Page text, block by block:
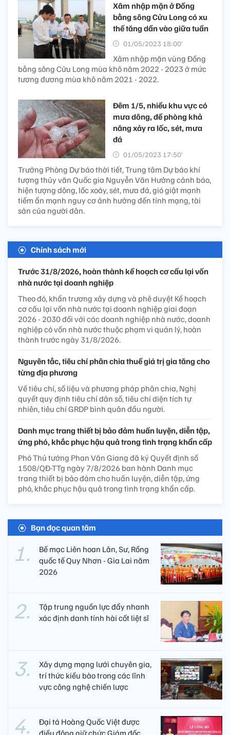
Xâm nhập mặn ở Đồng
bằng sông Cửu Long có xu
thế tăng dần vào giữa tuần
01/05/2023 18:00’
Xâm nhập mặn vùng Đồng
bằng sông Cửu Long mùa khô năm 2022 - 2023 ở mức
tương đương mùa khô năm 2021 - 2022.
Đêm 1/5, nhiều khu vực có
mưa dông, đề phòng khả
năng xảy ra lốc, sét, mưa
đá
01/05/2023 17:50’
Trưởng Phòng Dự báo thời tiết, Trung tâm Dự báo khí
tượng thủy văn Quốc gia Nguyễn Văn Hưởng cảnh báo,
hiện tượng dông, lốc xoáy, sét, mưa đá, gió giật mạnh
tiềm ẩn mạnh nguy cơ ảnh hưởng đến tính mạng, tài
sản của người dân.
Chính sách mới
Trước 31/8/2026, hoàn thành kế hoạch cơ cấu lại vốn
nhà nước tại doanh nghiệp
Theo đó, khẩn trương xây dựng và phê duyệt Kế hoạch
cơ cấu lại vốn nhà nước tại doanh nghiệp giai đoạn
2026 - 2030 đối với các doanh nghiệp nhà nước, doanh
nghiệp có vốn nhà nước thuộc phạm vi quản lý, hoàn
thành trước ngày 31/8/2026.
Nguyên tắc, tiêu chí phân chia thuế giá trị gia tăng cho
từng địa phương
Về tiêu chí, số liệu và phương pháp phân chia, Nghị
quyết quy định tiêu chí dân số, tiêu chí diện tích tự
nhiên, tiêu chí GRDP bình quân đầu người.
Danh mục trang thiết bị bảo đảm huấn luyện, diễn tập,
ứng phó, khắc phục hậu quả trong tình trạng khẩn cấp
Phó Thủ tướng Phan Văn Giang đã ký Quyết định số
1508/QĐ-TTg ngày 7/8/2026 ban hành Danh mục
trang thiết bị bảo đảm cho huấn luyện, diễn tập, ứng
phó, khắc phục hậu quả trong tình trạng khẩn cấp.
Bạn đọc quan tâm
Bế mạc Liên hoan Lân, Sư, Rồng
quốc tế Quy Nhơn - Gia Lai năm
2026
Tập trung nguồn lực đẩy nhanh
xác định danh tính hài cốt liệt sĩ
Xây dựng mạng lưới chuyên gia,
trí thức kiều bào trong các lĩnh
vực công nghệ chiến lược
Đại tá Hoàng Quốc Việt được